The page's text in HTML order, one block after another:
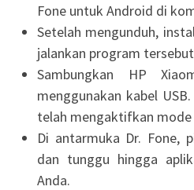
Fone untuk Android di
Setelah mengunduh,
jalankan program
Sambungkan HP
menggunakan kabel
telah mengaktifkan mode
Di antarmuka Dr. Fone,
dan tunggu hingga
Anda.